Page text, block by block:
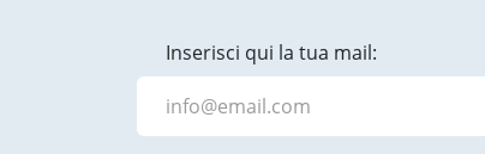
Inserisci qui la tua mail: